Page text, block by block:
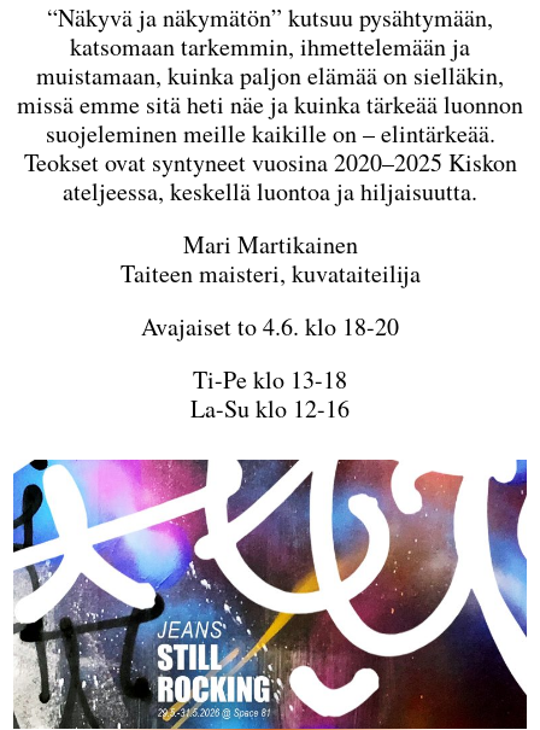
“Näkyvä ja näkymätön” kutsuu pysähtymään,
katsomaan tarkemmin, ihmettelemään ja
muistamaan, kuinka paljon elämää on sielläkin,
missä emme sitä heti näe ja kuinka tärkeää luonnon
suojeleminen meille kaikille on – elintärkeää.
Teokset ovat syntyneet vuosina 2020–2025 Kiskon
ateljeessa, keskellä luontoa ja hiljaisuutta.
Mari Martikainen
Taiteen maisteri, kuvataiteilija
Avajaiset to 4.6. klo 18-20
Ti-Pe klo 13-18
La-Su klo 12-16